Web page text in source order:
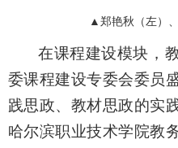
▲ 郑艳秋（左）、
在课程建设模块，
委课程建设专委会委员
践思政、教材思政的实
哈尔滨职业技术学院教